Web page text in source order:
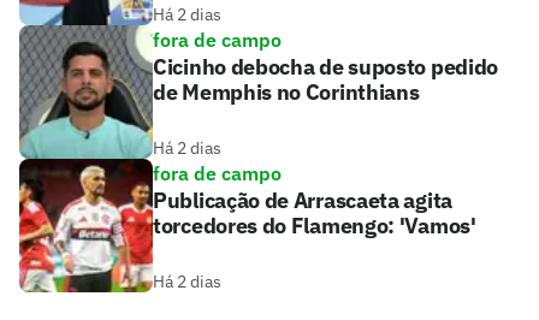
Há 2 dias
fora de campo
Cicinho debocha de suposto pedido
de Memphis no Corinthians
Há 2 dias
fora de campo
Publicação de Arrascaeta agita
torcedores do Flamengo: 'Vamos'
Há 2 dias